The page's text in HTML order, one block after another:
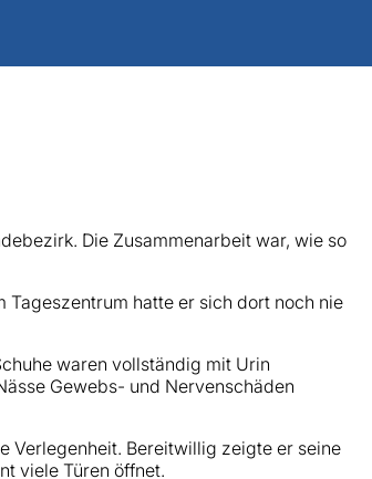
Die Zusammenarbeit war, wie so
Tageszentrum hatte er sich dort noch nie
waren vollständig mit Urin
Gewebs- und Nervenschäden
Verlegenheit. Bereitwillig zeigte er seine
viele Türen öffnet.